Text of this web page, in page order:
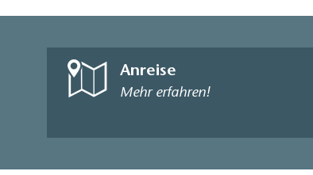
Anreise
Mehr erfahren!